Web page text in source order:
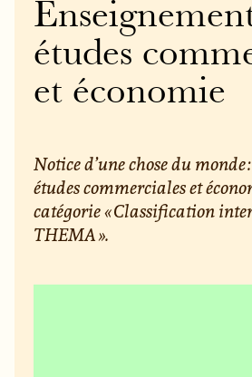
études
et économie
Notice d’une chose du monde
études commerciales et
catégorie « Classification
THEMA ».